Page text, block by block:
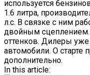
используется
1.6 литра,
л.с. В связке с ним
двойным сцеплением.
оттенков. Дилеры
автомобили. О старте
дополнительно.
In this article: